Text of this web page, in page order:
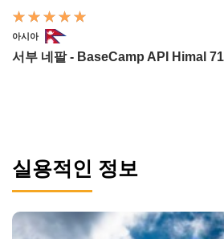
아시아
서부 네팔 - BaseCamp API Himal
실용적인 정보